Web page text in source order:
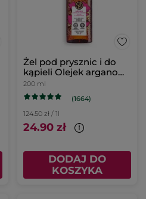
Żel pod prysznic i do
kąpieli Olejek arganowy
& Płatki róż 200 ml
200 ml
(1664)
124.50 zł / 1l
24.90 zł
DODAJ DO
KOSZYKA